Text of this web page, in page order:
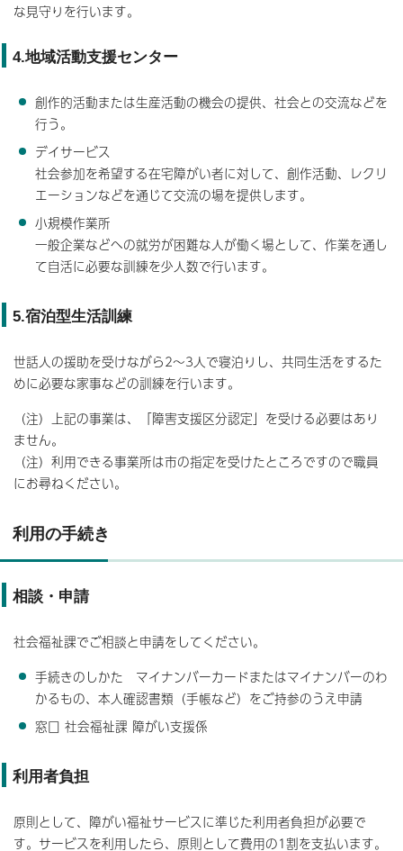
な見守りを行います。
4.地域活動支援センター
創作的活動または生産活動の機会の提供、社会との交流などを
行う。
デイサービス
社会参加を希望する在宅障がい者に対して、創作活動、レクリ
エーションなどを通じて交流の場を提供します。
小規模作業所
一般企業などへの就労が困難な人が働く場として、作業を通し
て自活に必要な訓練を少人数で行います。
5.宿泊型生活訓練
世話人の援助を受けながら2～3人で寝泊りし、共同生活をするた
めに必要な家事などの訓練を行います。
（注）上記の事業は、「障害支援区分認定」を受ける必要はあり
ません。
（注）利用できる事業所は市の指定を受けたところですので職員
にお尋ねください。
利用の手続き
相談・申請
社会福祉課でご相談と申請をしてください。
手続きのしかた マイナンバーカードまたはマイナンバーのわ
かるもの、本人確認書類（手帳など）をご持参のうえ申請
窓口 社会福祉課 障がい支援係
利用者負担
原則として、障がい福祉サービスに準じた利用者負担が必要で
す。サービスを利用したら、原則として費用の1割を支払います。